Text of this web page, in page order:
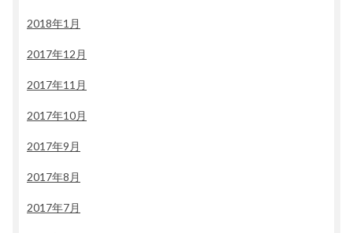
2018年1月
2017年12月
2017年11月
2017年10月
2017年9月
2017年8月
2017年7月